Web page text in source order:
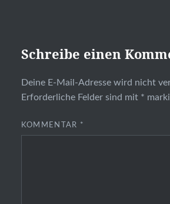
Schreibe einen
Deine E-Mail-Adresse wird nicht
Erforderliche Felder sind mit *
KOMMENTAR *